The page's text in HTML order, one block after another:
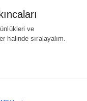
ve
halinde sıralayalım.